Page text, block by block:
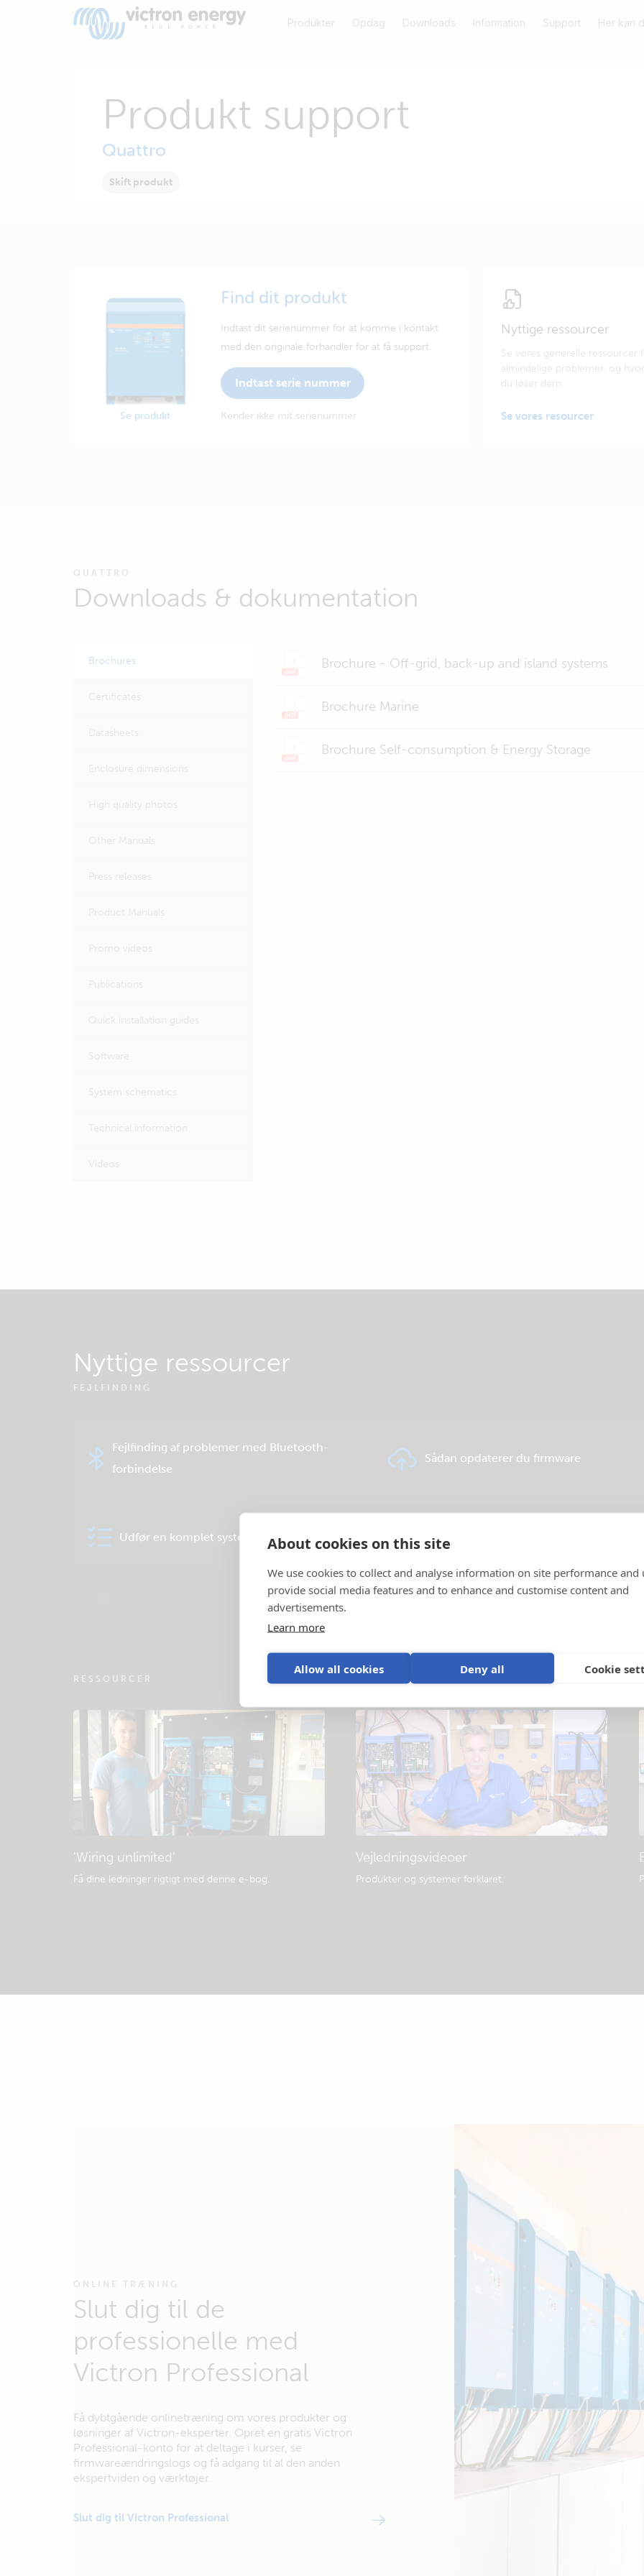
About cookies on this site
We use cookies to collect and analyse information on site performance and
provide social media features and to enhance and customise content and
advertisements.
Learn more
Allow all cookies Deny all Cookie
Produkter Opdag Downloads Information Support Her kan
Produkt support
Quattro
Skift produkt
Se produkt
Find dit produkt
Indtast dit serienummer for at komme i kontakt
med den originale forhandler for at få support.
Indtast serie nummer
Kender ikke mit serienummer
Nyttige ressourcer
Se vores generelle ressourcer
almindelige problemer, og
du løser dem.
Se vores resourcer
QUATTRO
Downloads & dokumentation
Brochures Brochure - Off-grid, back-up and island systems
Brochure Marine
Brochure Self-consumption & Energy Storage
Nyttige ressourcer
FEJLFINDING
Fejlfinding af problemer med Bluetooth-
forbindelse
Sådan opdaterer du firmware
Udfør en komplet system- eller produkttest
fjernovervågning
Tjek fællesskabets videnbase
RESSOURCER
'Wiring unlimited'
Få dine ledninger rigtigt med denne e-bog.
Vejledningsvideoer
Produkter og systemer forklaret.
ONLINE TRÆNING
Slut dig til de
professionelle med
Victron Professional
Få dybtgående onlinetræning om vores produkter og
løsninger af Victron-eksperter. Opret en gratis Victron
Professional-konto for at deltage i kurser, se
firmwareændringslogs og få adgang til al den anden
ekspertviden og værktøjer.
Slut dig til Victron Professional